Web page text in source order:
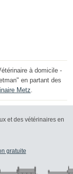
à domicile -
en partant des
Metz.
et des vétérinaires en
gratuite